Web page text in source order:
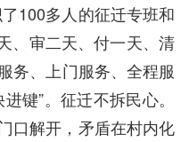
100多人的征迁专班和
、审二天、付一天、清
务、上门服务、全程服
键”。征迁不拆民心。
口解开，矛盾在村内化